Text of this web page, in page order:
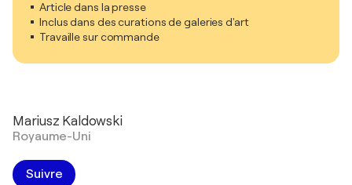
Article dans la presse
Inclus dans des curations de galeries d'art
Travaille sur commande
Mariusz Kaldowski
Royaume-Uni
Suivre